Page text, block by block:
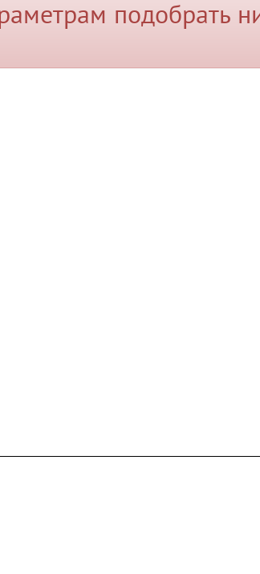
подобрать